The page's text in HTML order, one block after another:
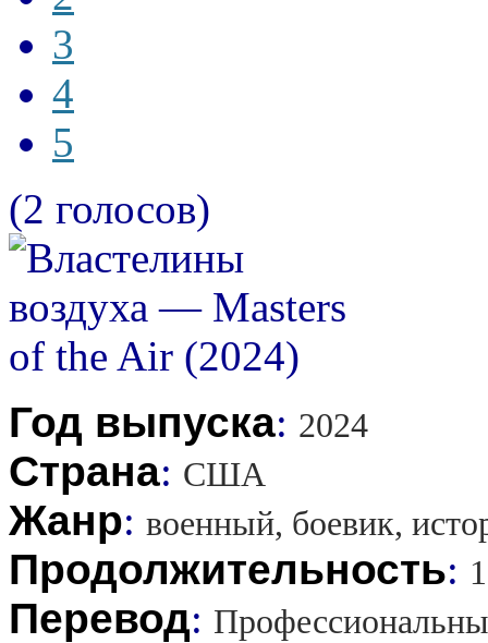
3
4
5
(2 голосов)
Год выпуска: 2024
Страна: США
Жанр: военный, боевик,
Продолжительность:
Перевод: